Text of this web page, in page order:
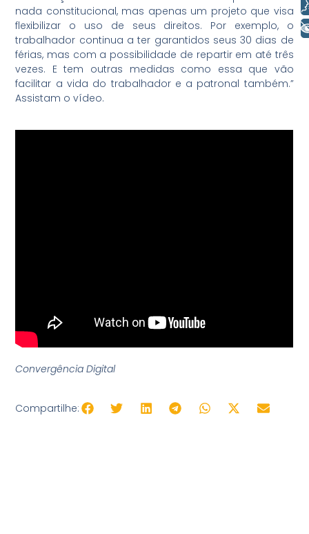
nada constitucional, mas apenas um projeto que visa
flexibilizar o uso de seus direitos. Por exemplo, o
trabalhador continua a ter garantidos seus 30 dias de
férias, mas com a possibilidade de repartir em até três
vezes. E tem outras medidas como essa que vão
facilitar a vida do trabalhador e a patronal também.”
Assistam o vídeo.
Convergência Digital
Compartilhe:
Voz
+ Acessibilidade